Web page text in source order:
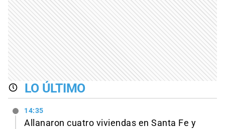
LO ÚLTIMO
14:35
Allanaron cuatro viviendas en Santa Fe y